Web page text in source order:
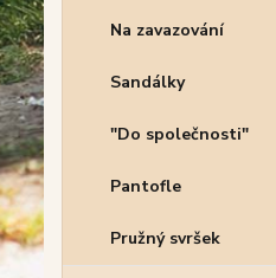
Na zavazování
Sandálky
"Do společnosti"
Pantofle
Pružný svršek